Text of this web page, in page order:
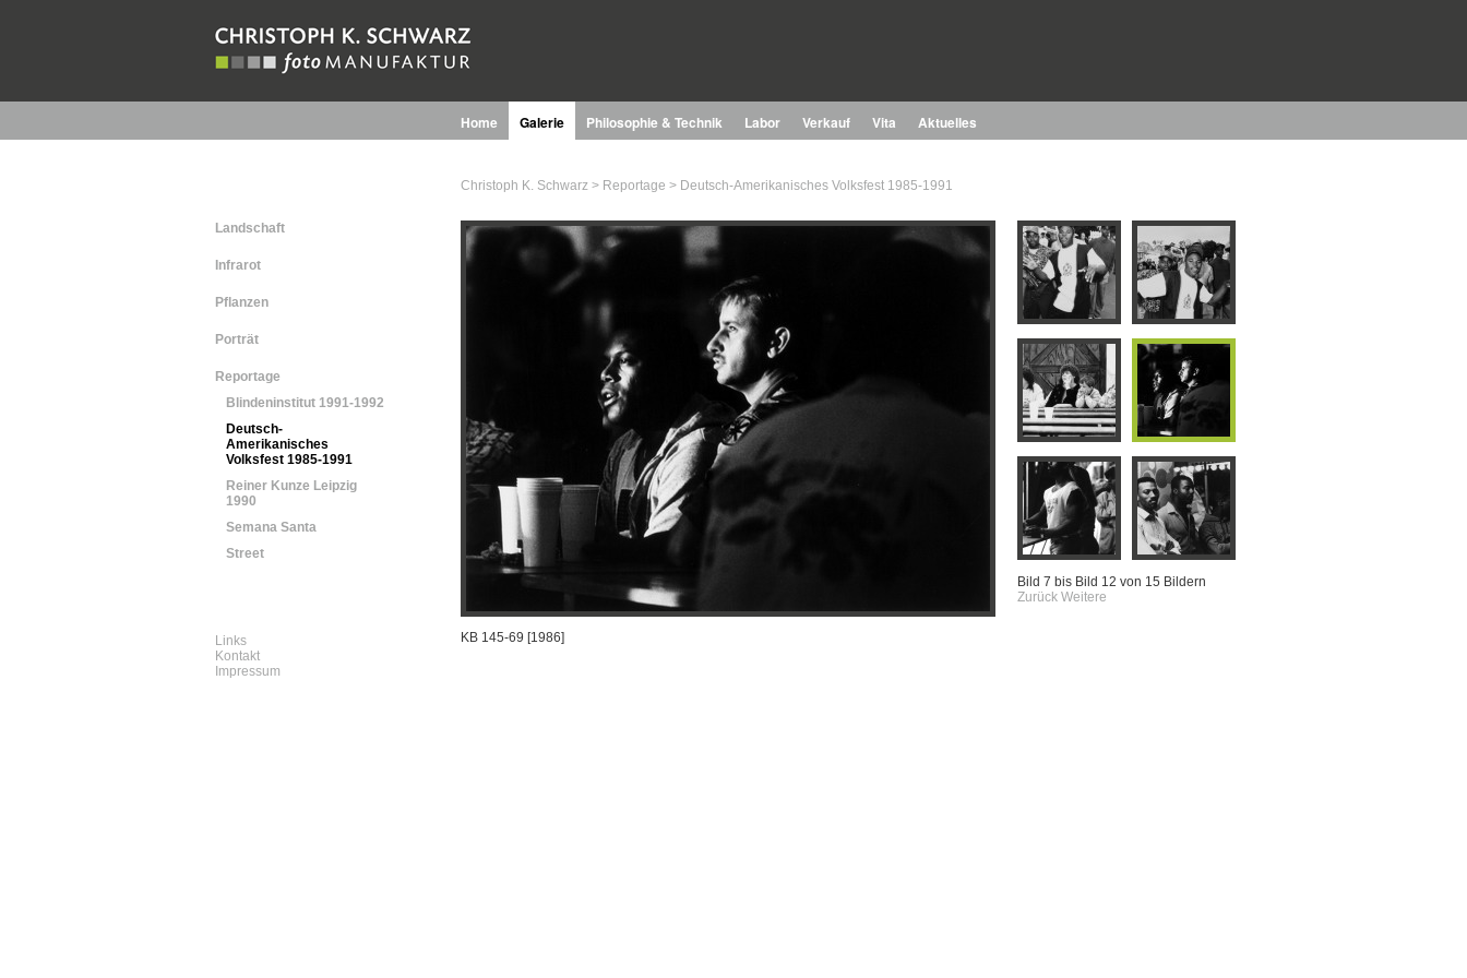
Home Galerie Philosophie & Technik Labor Verkauf Vita Aktuelles
Christoph K. Schwarz > Reportage > Deutsch-Amerikanisches Volksfest 1985-1991
Landschaft
Infrarot
Pflanzen
Porträt
Reportage
Blindeninstitut 1991-1992
Deutsch-
Amerikanisches
Volksfest 1985-1991
Reiner Kunze Leipzig
1990
Semana Santa
Street
KB 145-69 [1986]
Bild 7 bis Bild 12 von 15 Bildern
Zurück Weitere
Links
Kontakt
Impressum